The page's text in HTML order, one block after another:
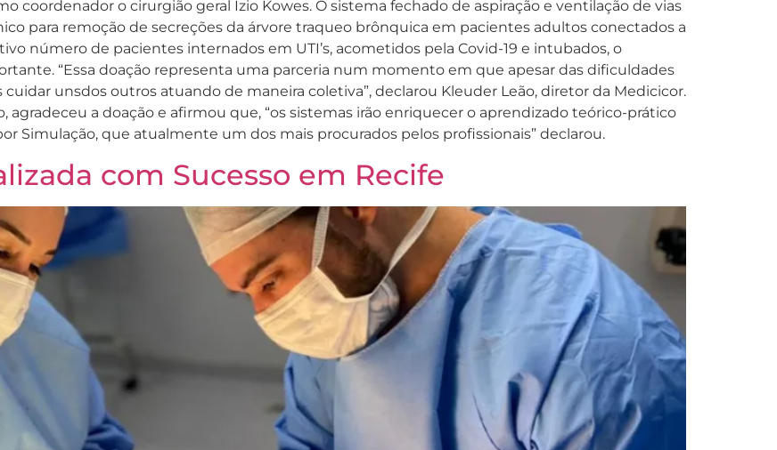
coordenador o cirurgião geral Izio Kowes. O sistema fechado de aspiração e ventilação de vias
para remoção de secreções da árvore traqueo brônquica em pacientes adultos conectados a
número de pacientes internados em UTI’s, acometidos pela Covid-19 e intubados, o
“Essa doação representa uma parceria num momento em que apesar das dificuldades
unsdos outros atuando de maneira coletiva”, declarou Kleuder Leão, diretor da Medicicor.
agradeceu a doação e afirmou que, “os sistemas irão enriquecer o aprendizado teórico-prático
Simulação, que atualmente um dos mais procurados pelos profissionais” declarou.
com Sucesso em Recife